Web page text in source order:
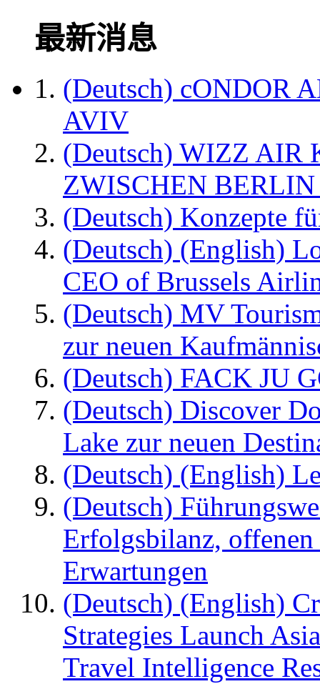
最新消息
(Deutsch) cONDOR
AVIV
(Deutsch) WIZZ AIR
ZWISCHEN
(Deutsch) Konzepte
(Deutsch) (English)
CEO of Brussels
(Deutsch) MV
zur neuen
(Deutsch) FACK JU
(Deutsch) Discover
Lake zur neuen
(Deutsch) (English)
(Deutsch)
Erfolgsbilanz,
Erwartungen
(Deutsch) (English)
Strategies Launch
Travel Intelligence